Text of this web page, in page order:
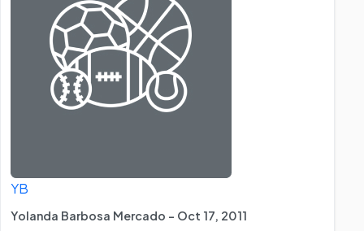
YB
Yolanda Barbosa Mercado - Oct 17, 2011